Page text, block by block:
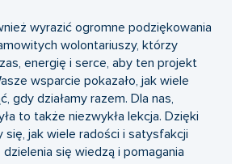
wyrazić ogromne podziękowania
wolontariuszy, którzy
energię i serce, aby ten projekt
wsparcie pokazało, jak wiele
gdy działamy razem. Dla nas,
to także niezwykła lekcja. Dzięki
się, jak wiele radości i satysfakcji
się wiedzą i pomagania